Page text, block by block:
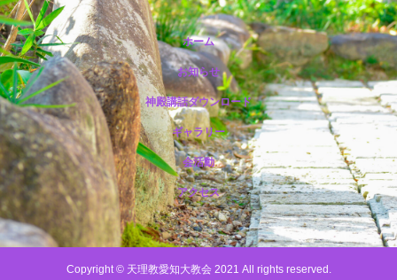
ホーム
お知らせ
神殿講話ダウンロード
ギャラリー
会活動
アクセス
Copyright © 天理教愛知大教会 2021 All rights reserved.